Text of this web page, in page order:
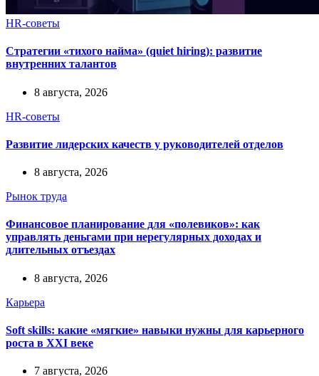
HR-советы
Стратегии «тихого найма» (quiet hiring): развитие
внутренних талантов
8 августа, 2026
HR-советы
Развитие лидерских качеств у руководителей отделов
8 августа, 2026
Рынок труда
Финансовое планирование для «полевиков»: как
управлять деньгами при нерегулярных доходах и
длительных отъездах
8 августа, 2026
Карьера
Soft skills: какие «мягкие» навыки нужны для карьерного
роста в XXI веке
7 августа, 2026